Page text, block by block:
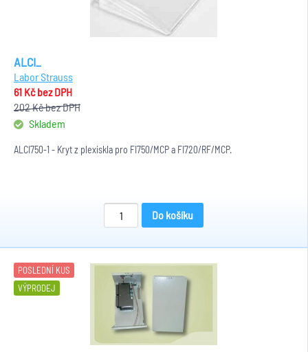
ALCI_
Labor Strauss
61 Kčbez DPH
202 Kčbez DPH
Skladem
ALCI750-1 - Kryt z plexiskla pro FI750/MCP a FI720/RF/MCP.
Do košíku
POSLEDNÍ KUS
VÝPRODEJ